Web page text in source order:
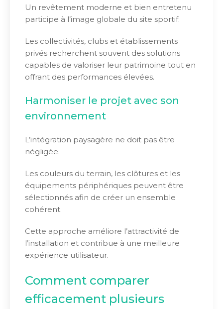
Un revêtement moderne et bien entretenu
participe à l’image globale du site sportif.
Les collectivités, clubs et établissements
privés recherchent souvent des solutions
capables de valoriser leur patrimoine tout en
offrant des performances élevées.
Harmoniser le projet avec son
environnement
L’intégration paysagère ne doit pas être
négligée.
Les couleurs du terrain, les clôtures et les
équipements périphériques peuvent être
sélectionnés afin de créer un ensemble
cohérent.
Cette approche améliore l’attractivité de
l’installation et contribue à une meilleure
expérience utilisateur.
Comment comparer
efficacement plusieurs